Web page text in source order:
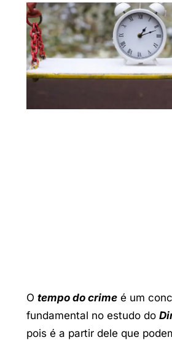
O tempo do crimeé um
fundamental no estudo do
pois é a partir dele que